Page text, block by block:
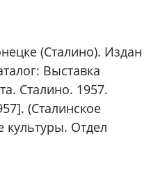
(Сталино). Издан
Выставка
Сталино. 1957.
(Сталинское
культуры. Отдел